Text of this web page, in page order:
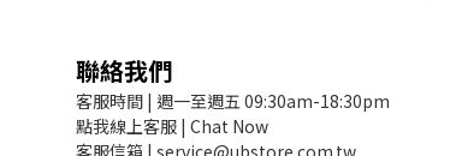
聯絡我們
客服時間 | 週一至週五 09:30am-18:30pm
點我線上客服 | Chat Now